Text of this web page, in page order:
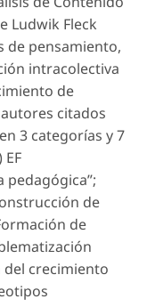
Ludwik Fleck
de pensamiento,
intracolectiva
de
citados
3 categorías y 7
de
de
crecimiento